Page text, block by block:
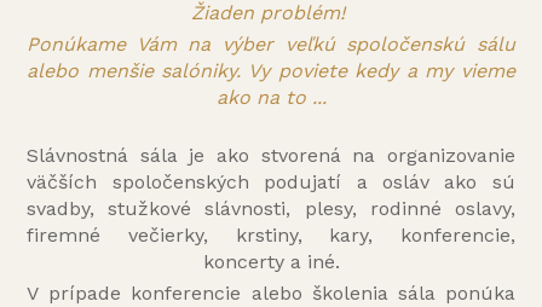
Žiaden problém!
Ponúkame Vám na výber veľkú spoločenskú sálu
alebo menšie salóniky. Vy poviete kedy a my vieme
ako na to ...
Slávnostná sála je ako stvorená na organizovanie
väčších spoločenských podujatí a osláv ako sú
svadby, stužkové slávnosti, plesy, rodinné oslavy,
firemné večierky, krstiny, kary, konferencie,
koncerty a iné.
V prípade konferencie alebo školenia sála ponúka